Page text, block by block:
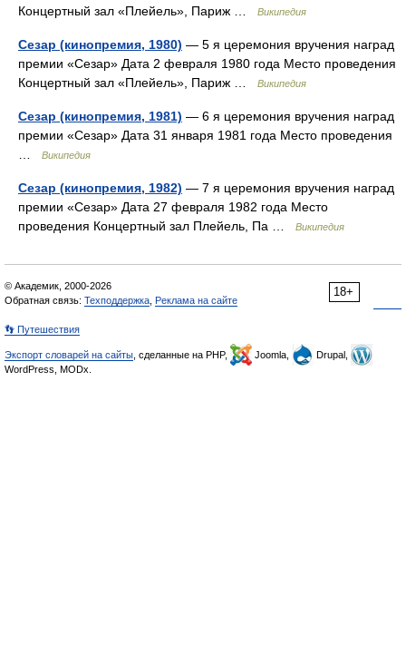
Концертный зал «Плейель», Париж …
Википедия
Сезар (кинопремия, 1980) — 5 я церемония вручения наград
премии «Сезар» Дата 2 февраля 1980 года Место проведения
Концертный зал «Плейель», Париж …
Википедия
Сезар (кинопремия, 1981) — 6 я церемония вручения наград
премии «Сезар» Дата 31 января 1981 года Место проведения
Википедия
Сезар (кинопремия, 1982) — 7 я церемония вручения наград
премии «Сезар» Дата 27 февраля 1982 года Место
проведения Концертный зал Плейель, Па …
Википедия
18+
© Академик, 2000-2026
Обратная связь: Техподдержка Реклама на сайте
👣 Путешествия
Экспорт словарей на сайты , сделанные на PHP, Joomla,
Drupal,
WordPress, MODx.